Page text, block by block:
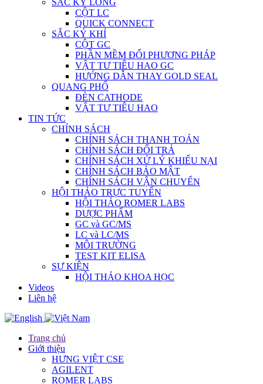
SẮC KÝ LỎNG
CỘT LC
QUICK CONNECT
SẮC KÝ KHÍ
CỘT GC
PHẦN MỀM ĐỔI PHƯƠNG PHÁP
VẬT TƯ TIÊU HAO GC
HƯỚNG DẪN THAY GOLD SEAL
QUANG PHỔ
ĐÈN CATHODE
VẬT TƯ TIÊU HAO
TIN TỨC
CHÍNH SÁCH
CHÍNH SÁCH THANH TOÁN
CHÍNH SÁCH ĐỔI TRẢ
CHÍNH SÁCH XỬ LÝ KHIẾU NẠI
CHÍNH SÁCH BẢO MẬT
CHÍNH SÁCH VẬN CHUYỂN
HỘI THẢO TRỰC TUYẾN
HỘI THẢO ROMER LABS
DƯỢC PHẨM
GC và GC/MS
LC và LC/MS
MÔI TRƯỜNG
TEST KIT ELISA
SỰ KIỆN
HỘI THẢO KHOA HỌC
Videos
Liên hệ
Trang chủ
Giới thiệu
HƯNG VIỆT CSE
AGILENT
ROMER LABS